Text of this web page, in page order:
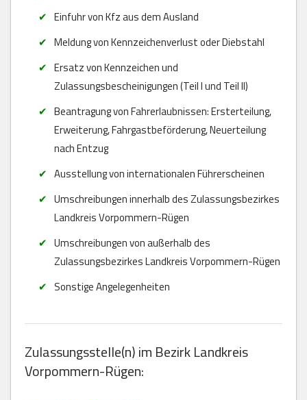
Einfuhr von Kfz aus dem Ausland
Meldung von Kennzeichenverlust oder Diebstahl
Ersatz von Kennzeichen und
Zulassungsbescheinigungen (Teil I und Teil II)
Beantragung von Fahrerlaubnissen: Ersterteilung,
Erweiterung, Fahrgastbeförderung, Neuerteilung
nach Entzug
Ausstellung von internationalen Führerscheinen
Umschreibungen innerhalb des Zulassungsbezirkes
Landkreis Vorpommern-Rügen
Umschreibungen von außerhalb des
Zulassungsbezirkes Landkreis Vorpommern-Rügen
Sonstige Angelegenheiten
Zulassungsstelle(n) im Bezirk Landkreis
Vorpommern-Rügen: